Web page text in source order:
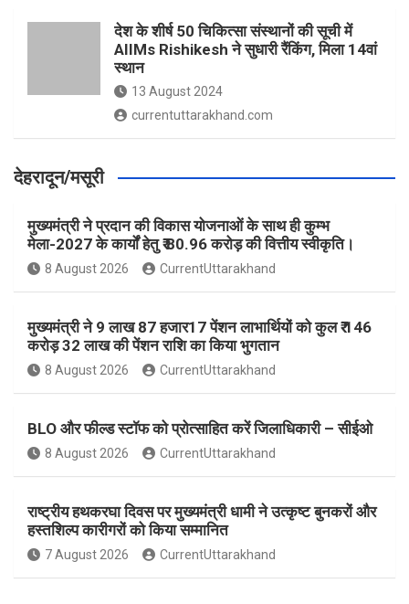
देश के शीर्ष 50 चिकित्सा संस्थानों की सूची में
AIIMs Rishikesh ने सुधारी रैंकिंग, मिला 14वां
स्थान
13 August 2024
currentuttarakhand.com
देहरादून/मसूरी
मुख्यमंत्री ने प्रदान की विकास योजनाओं के साथ ही कुम्भ
मेला-2027 के कार्यों हेतु ₹ 80.96 करोड़ की वित्तीय स्वीकृति।
8 August 2026 CurrentUttarakhand
मुख्यमंत्री ने 9 लाख 87 हजार17 पेंशन लाभार्थियों को कुल ₹ 146
करोड़ 32 लाख की पेंशन राशि का किया भुगतान
8 August 2026 CurrentUttarakhand
BLO और फील्ड स्टॉफ को प्रोत्साहित करें जिलाधिकारी – सीईओ
8 August 2026 CurrentUttarakhand
राष्ट्रीय हथकरघा दिवस पर मुख्यमंत्री धामी ने उत्कृष्ट बुनकरों और
हस्तशिल्प कारीगरों को किया सम्मानित
7 August 2026 CurrentUttarakhand